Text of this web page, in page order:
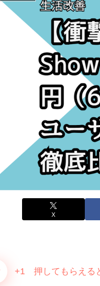
X
+1 押してもらえる